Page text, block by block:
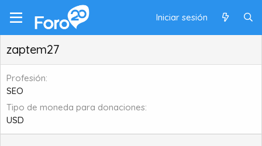
Iniciar sesión
zaptem27
Profesión
SEO
Tipo de moneda para donaciones
USD